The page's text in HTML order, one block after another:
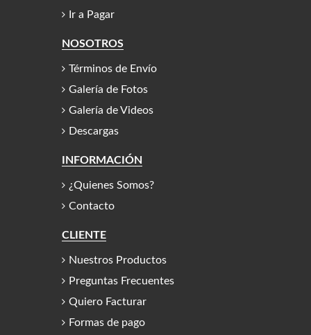
Ir a Pagar
NOSOTROS
Términos de Envío
Galería de Fotos
Galería de Videos
Descargas
INFORMACIÓN
¿Quienes Somos?
Contacto
CLIENTE
Nuestros Productos
Preguntas Frecuentes
Quiero Facturar
Formas de pago